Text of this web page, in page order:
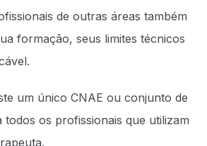
de outras áreas também
formação, seus limites técnicos
um único CNAE ou conjunto de
todos os profissionais que utilizam